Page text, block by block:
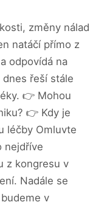
změny nálad
natáčí přímo z
odpovídá na
řeší stále
👉 Mohou
👉 Kdy je
léčby Omluvte
nejdříve
z kongresu v
Nadále se
v